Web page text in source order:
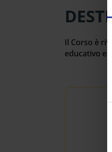
Il Corso è
educativo e